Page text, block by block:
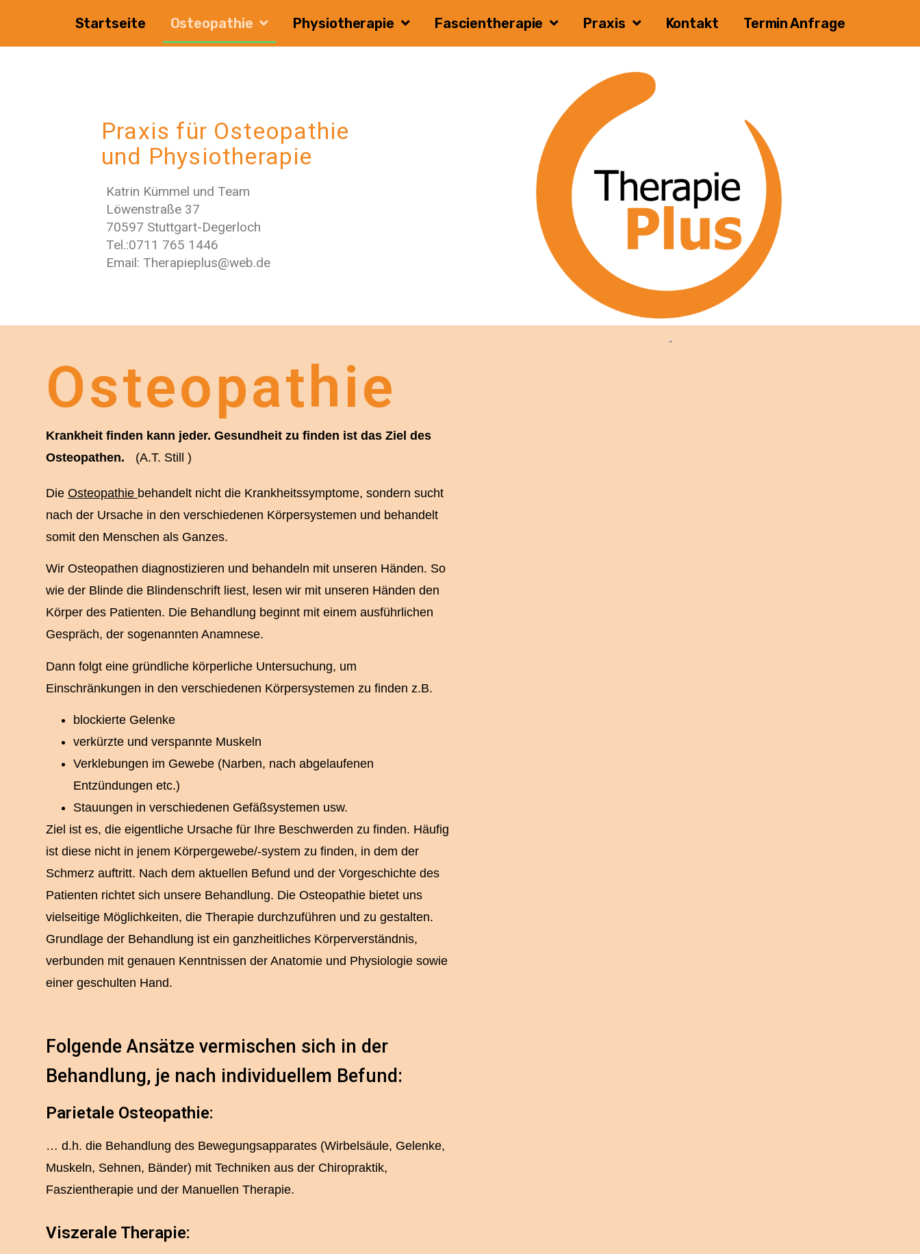
Startseite Osteopathie Physiotherapie Fascientherapie Praxis Kontakt Termin Anfrage
Praxis für Osteopathie
und Physiotherapie
Katrin Kümmel und Team
Löwenstraße 37
70597 Stuttgart-Degerloch
Tel.:0711 765 1446
Email: Therapieplus@web.de
Osteopathie
Krankheit finden kann jeder. Gesundheit zu finden ist das Ziel des
Osteopathen.
(A.T. Still )
Die Osteopathie behandelt nicht die Krankheitssymptome, sondern sucht
nach der Ursache in den verschiedenen Körpersystemen und behandelt
somit den Menschen als Ganzes.
Wir Osteopathen diagnostizieren und behandeln mit unseren Händen. So
wie der Blinde die Blindenschrift liest, lesen wir mit unseren Händen den
Körper des Patienten. Die Behandlung beginnt mit einem ausführlichen
Gespräch, der sogenannten Anamnese.
Dann folgt eine gründliche körperliche Untersuchung, um
Einschränkungen in den verschiedenen Körpersystemen zu finden z.B.
blockierte Gelenke
verkürzte und verspannte Muskeln
Verklebungen im Gewebe (Narben, nach abgelaufenen
Entzündungen etc.)
Stauungen in verschiedenen Gefäßsystemen usw.
Ziel ist es, die eigentliche Ursache für Ihre Beschwerden zu finden. Häufig
ist diese nicht in jenem Körpergewebe/-system zu finden, in dem der
Schmerz auftritt. Nach dem aktuellen Befund und der Vorgeschichte des
Patienten richtet sich unsere Behandlung. Die Osteopathie bietet uns
vielseitige Möglichkeiten, die Therapie durchzuführen und zu gestalten.
Grundlage der Behandlung ist ein ganzheitliches Körperverständnis,
verbunden mit genauen Kenntnissen der Anatomie und Physiologie sowie
einer geschulten Hand.
Folgende Ansätze vermischen sich in der
Behandlung, je nach individuellem Befund:
Parietale Osteopathie:
… d.h. die Behandlung des Bewegungsapparates (Wirbelsäule, Gelenke,
Muskeln, Sehnen, Bänder) mit Techniken aus der Chiropraktik,
Faszientherapie und der Manuellen Therapie.
Viszerale Therapie: